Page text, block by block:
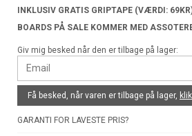
INKLUSIV GRATIS GRIPTAPE (VÆRDI:
BOARDS PÅ SALE KOMMER MED
Giv mig besked når den er tilbage på lager:
Få besked, når varen er tilbage på lager,
GARANTI FOR LAVESTE PRIS?